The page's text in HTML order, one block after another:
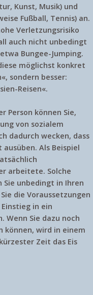
Kunst, Musik) und
Fußball, Tennis) an.
Verletzungsrisiko
auch nicht unbedingt
Bungee-Jumping.
möglichst konkret
sondern besser:
Reisen«.
Person können Sie,
von sozialem
dadurch wecken, dass
Als Beispiel
arbeitete. Solche
unbedingt in Ihren
die Voraussetzungen
in ein
Wenn Sie dazu noch
können, wird in einem
Zeit das Eis